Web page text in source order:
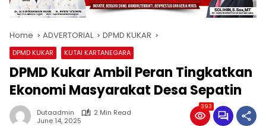
Home ADVERTORIAL DPMD KUKAR
DPMD KUKAR KUTAI KARTANEGARA
DPMD Kukar Ambil Peran Tingkatkan
Ekonomi Masyarakat Desa Sepatin
Dutaadmin
2 Min Read
June 14, 2025
393